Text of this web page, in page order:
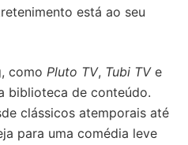
está ao seu
como Pluto TV, Tubi TVe
biblioteca de conteúdo.
clássicos atemporais até
para uma comédia leve